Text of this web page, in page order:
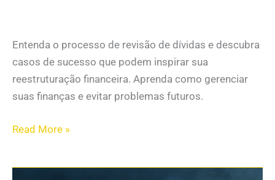
Entenda o processo de revisão de dívidas e descubra
casos de sucesso que podem inspirar sua
reestruturação financeira. Aprenda como gerenciar
suas finanças e evitar problemas futuros.
Read More »